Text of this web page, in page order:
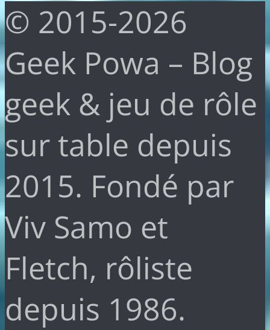
© 2015-2026
Geek Powa – Blog
geek & jeu de rôle
sur table depuis
2015. Fondé par
Viv Samo et
Fletch, rôliste
depuis 1986.